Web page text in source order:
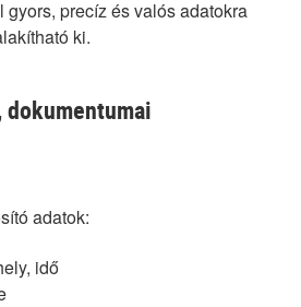
engedélyek
precíz és valós adatokra
ki.
adatok:
idő